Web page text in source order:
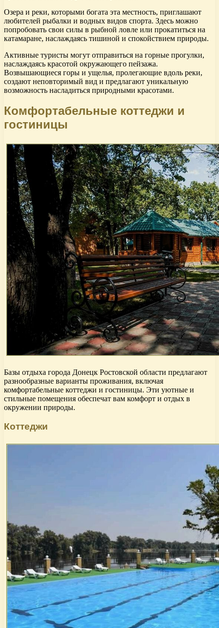
Озера и реки, которыми богата эта местность, приглашают
любителей рыбалки и водных видов спорта. Здесь можно
попробовать свои силы в рыбной ловле или прокатиться на
катамаране, наслаждаясь тишиной и спокойствием природы.
Активные туристы могут отправиться на горные прогулки,
наслаждаясь красотой окружающего пейзажа.
Возвышающиеся горы и ущелья, пролегающие вдоль реки,
создают неповторимый вид и предлагают уникальную
возможность насладиться природными красотами.
Комфортабельные коттеджи и
гостиницы
Базы отдыха города Донецк Ростовской области предлагают
разнообразные варианты проживания, включая
комфортабельные коттеджи и гостиницы. Эти уютные и
стильные помещения обеспечат вам комфорт и отдых в
окружении природы.
Коттеджи